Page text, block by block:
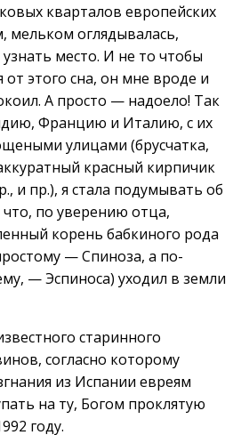
кварталов европейских
мельком оглядывалась,
место. И не то чтобы
от этого сна, он мне вроде и
А просто — надоело! Так
Францию и Италию, с их
улицами (брусчатка,
красный кирпичик
и пр.), я стала подумывать об
по уверению отца,
корень бабкиного рода
— Спиноза, а по-
— Эспиноса) уходил в земли
старинного
согласно которому
из Испании евреям
на ту, Богом проклятую
году.